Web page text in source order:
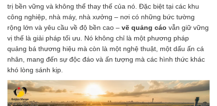
trị bền vững và không thể thay thế của nó. Đặc biệt tại các khu
công nghiệp, nhà máy, nhà xưởng – nơi có những bức tường
rộng lớn và yêu cầu về độ bền cao – vẽ quảng cáo vẫn giữ vững
vị thế là giải pháp tối ưu. Nó không chỉ là một phương pháp
quảng bá thương hiệu mà còn là một nghệ thuật, một dấu ấn cá
nhân, mang đến sự độc đáo và ấn tượng mà các hình thức khác
khó lòng sánh kịp.